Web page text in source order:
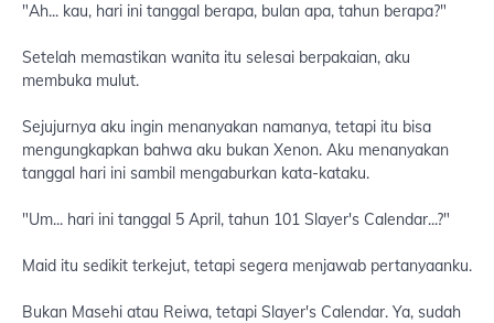
"Ah... kau, hari ini tanggal berapa, bulan apa, tahun berapa?"
Setelah memastikan wanita itu selesai berpakaian, aku
membuka mulut.
Sejujurnya aku ingin menanyakan namanya, tetapi itu bisa
mengungkapkan bahwa aku bukan Xenon. Aku menanyakan
tanggal hari ini sambil mengaburkan kata-kataku.
"Um... hari ini tanggal 5 April, tahun 101 Slayer's Calendar...?"
Maid itu sedikit terkejut, tetapi segera menjawab pertanyaanku.
Bukan Masehi atau Reiwa, tetapi Slayer's Calendar. Ya, sudah